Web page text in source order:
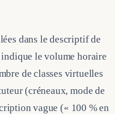
dans le descriptif de
le volume horaire
de classes virtuelles
(créneaux, mode de
vague (« 100 % en